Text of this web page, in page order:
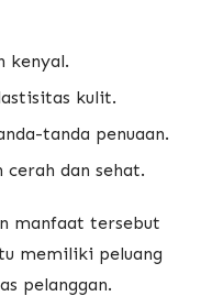
kenyal.
kulit.
tanda penuaan.
dan sehat.
manfaat tersebut
memiliki peluang
pelanggan.